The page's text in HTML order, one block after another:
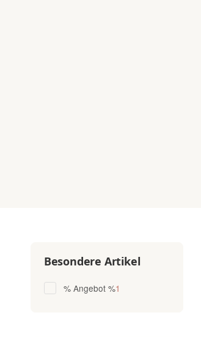
Besondere Artikel
% Angebot %1